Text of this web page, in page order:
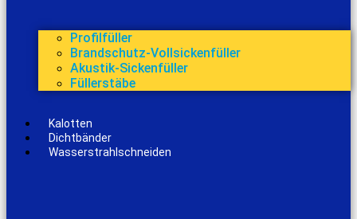
Profilfüller
Brandschutz-Vollsickenfüller
Akustik-Sickenfüller
Füllerstäbe
Kalotten
Dichtbänder
Wasserstrahlschneiden